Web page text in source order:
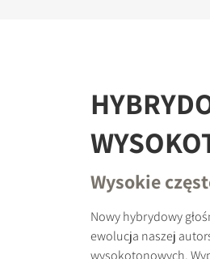
Wysokie
Nowy hybrydowy
ewolucja naszej
wysokotonowych.